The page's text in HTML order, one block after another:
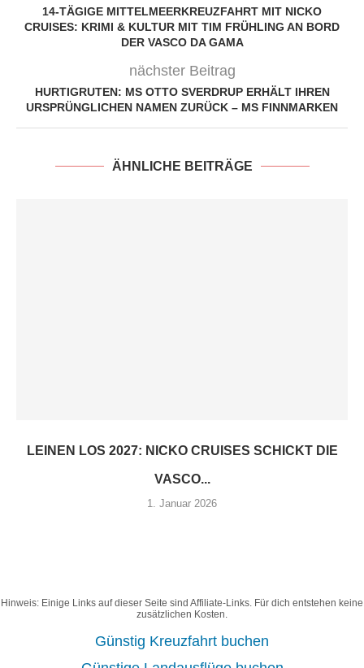
14-TÄGIGE MITTELMEERKREUZFAHRT MIT NICKO
CRUISES: KRIMI & KULTUR MIT TIM FRÜHLING AN BORD
DER VASCO DA GAMA
nächster Beitrag
HURTIGRUTEN: MS OTTO SVERDRUP ERHÄLT IHREN
URSPRÜNGLICHEN NAMEN ZURÜCK – MS FINNMARKEN
ÄHNLICHE BEITRÄGE
LEINEN LOS 2027: NICKO CRUISES SCHICKT DIE
VASCO...
1. Januar 2026
Hinweis: Einige Links auf dieser Seite sind Affiliate-Links. Für dich entstehen keine
zusätzlichen Kosten.
Günstig Kreuzfahrt buchen